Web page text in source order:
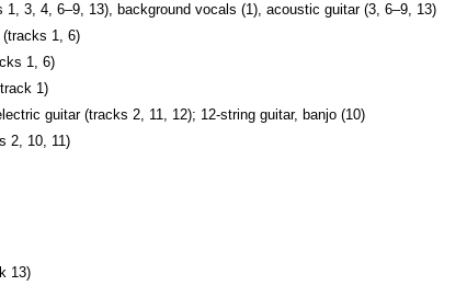
3, 4, 6–9, 13), background vocals (1), acoustic guitar (3, 6–9, 13)
(tracks 1, 6)
1, 6)
1)
guitar (tracks 2, 11, 12); 12-string guitar, banjo (10)
2, 10, 11)
13)